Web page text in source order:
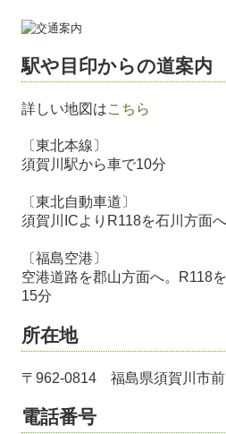
セミナー案内
リンク集
近況報告
セミナー・異業種交流会報
駅や目印からの道案内
詳しい地図はこちら
〔東北本線〕
須賀川駅から車で10分
〔東北自動車道〕
須賀川ICよりR118を石川方面
〔福島空港〕
空港道路を郡山方面へ。R118
15分
所在地
〒962-0814 福島県須賀川市
電話番号